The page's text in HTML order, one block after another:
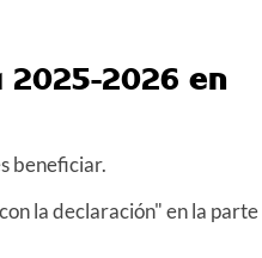
2026 en
beneficiar.
la declaración" en la parte